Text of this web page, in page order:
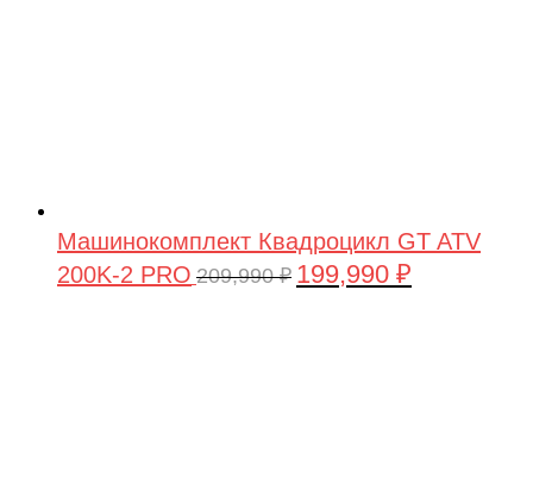
Машинокомплект Квадроцикл GT ATV
200K-2 PRO 209,990₽ Первоначальная
199,990 ₽